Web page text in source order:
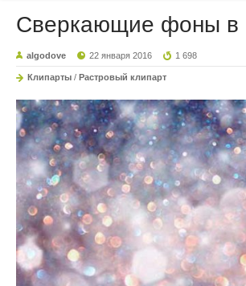
Сверкающие фоны в
algodove 22 января 2016 1 698
Клипарты / Растровый клипарт